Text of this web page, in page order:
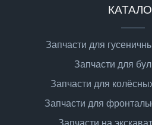
Запчасти для
Запчасти для
Запчасти для
Запчасти для